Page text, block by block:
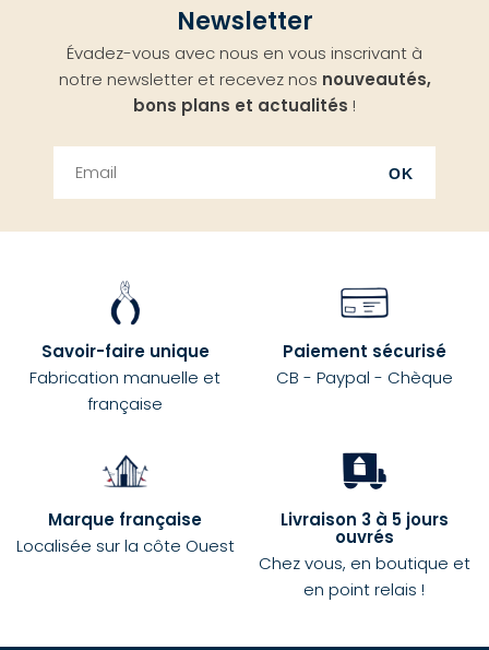
Newsletter
Évadez-vous avec nous en vous inscrivant à
notre newsletter et recevez nos nouveautés,
bons plans et actualités !
OK
Savoir-faire unique
Fabrication manuelle et
française
Paiement sécurisé
CB - Paypal - Chèque
Marque française
Localisée sur la côte Ouest
Livraison 3 à 5 jours
ouvrés
Chez vous, en boutique et
en point relais !